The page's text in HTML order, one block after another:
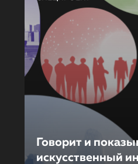
Говорит и
искусственный